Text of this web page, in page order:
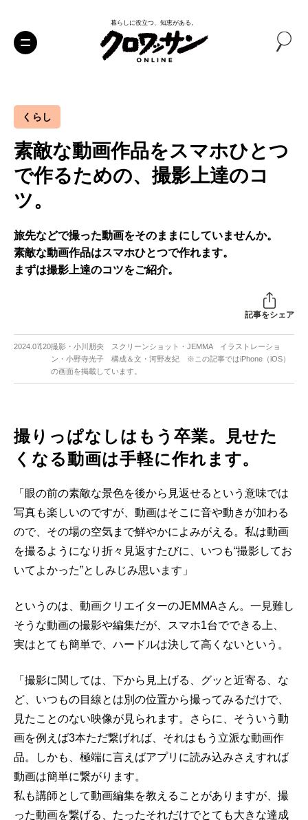
暮らしに役立つ、知恵がある。
くらし
素敵な動画作品をスマホひとつ
で作るための、撮影上達のコ
ツ。
旅先などで撮った動画をそのままにしていませんか。
素敵な動画作品はスマホひとつで作れます。
まずは撮影上達のコツをご紹介。
記事をシェア
2024.07.20撮影・小川朋央 スクリーンショット・JEMMA イラストレーショ
ン・小野寺光子 構成＆文・河野友紀 ※この記事ではiPhone（iOS）
の画面を掲載しています。
撮りっぱなしはもう卒業。見せた
くなる動画は手軽に作れます。
「眼の前の素敵な景色を後から見返せるという意味では
写真も楽しいのですが、動画はそこに音や動きが加わる
ので、その場の空気まで鮮やかによみがえる。私は動画
を撮るようになり折々見返すたびに、いつも“撮影してお
いてよかった”としみじみ思います」
というのは、動画クリエイターのJEMMAさん。一見難し
そうな動画の撮影や編集だが、スマホ1台でできる上、
実はとても簡単で、ハードルは決して高くないという。
「撮影に関しては、下から見上げる、グッと近寄る、な
ど、いつもの目線とは別の位置から撮ってみるだけで、
見たことのない映像が見られます。さらに、そういう動
画を例えば3本ただ繋げれば、それはもう立派な動画作
品。しかも、極端に言えばアプリに読み込みさえすれば
動画は簡単に繋がります。
私も講師として動画編集を教えることがありますが、撮
った動画を繋げる、たったそれだけでとても大きな達成